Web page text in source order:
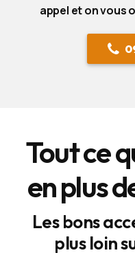
appel et on vous
Tout ce
en plus
Les bons
plus loin